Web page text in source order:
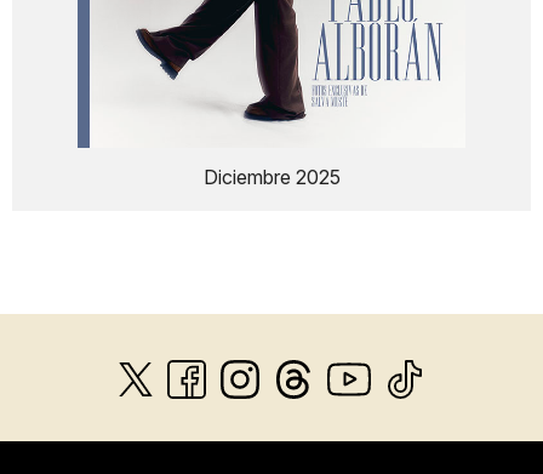
Diciembre 2025